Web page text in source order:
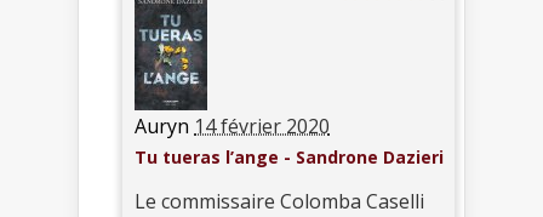
Auryn 14 février 2020
Tu tueras l’ange - Sandrone Dazieri
Le commissaire Colomba Caselli